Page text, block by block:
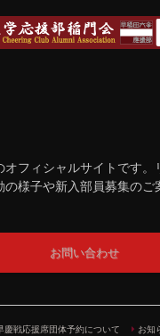
フィシャルサイトです。
の様子や新入部員募集のご
お問い合わせ
慶戦応援席団体予約について お知